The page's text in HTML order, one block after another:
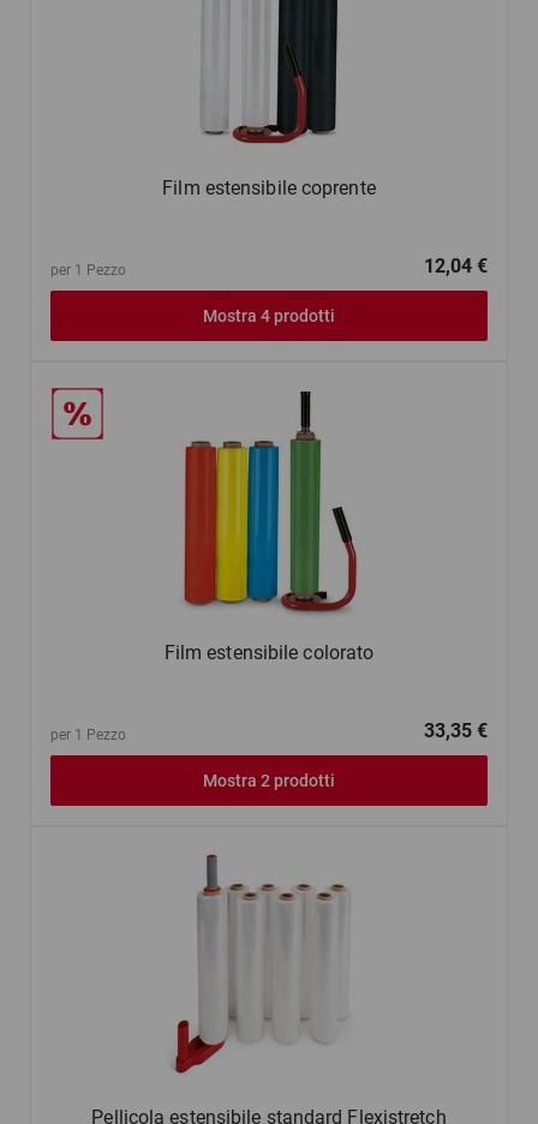
Film estensibile coprente
per 1 Pezzo 12,04 €
Mostra 4 prodotti
Film estensibile colorato
per 1 Pezzo 33,35 €
Mostra 2 prodotti
Pellicola estensibile standard Flexistretch